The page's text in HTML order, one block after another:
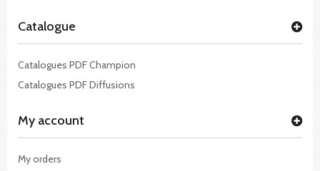
Catalogue
Catalogues PDF Champion
Catalogues PDF Diffusions
My account
My orders